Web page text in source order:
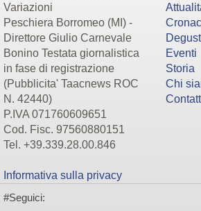
Variazioni
Peschiera Borromeo (MI) -
Direttore Giulio Carnevale
Bonino Testata giornalistica
in fase di registrazione
(Pubblicita' Taacnews ROC
N. 42440)
P.IVA 071760609651
Cod. Fisc. 97560880151
Tel. +39.339.28.00.846
Informativa sulla privacy
Eventi
Storia
Chi
#Seguici: